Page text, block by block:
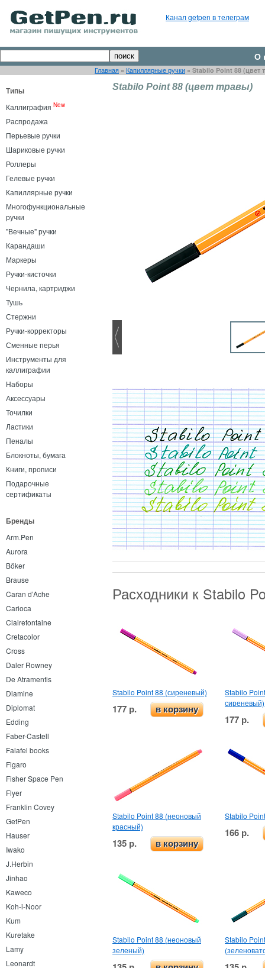
Канал getpen в телеграм
О
Главная » Капиллярные ручки » Stabilo Point 88 (цвет
Типы
Каллиграфия New
Распродажа
Перьевые ручки
Шариковые ручки
Роллеры
Гелевые ручки
Капиллярные ручки
Многофункциональные
ручки
"Вечные" ручки
Карандаши
Маркеры
Ручки-кисточки
Чернила, картриджи
Тушь
Стержни
Ручки-корректоры
Сменные перья
Инструменты для
каллиграфии
Наборы
Аксессуары
Точилки
Ластики
Пеналы
Блокноты, бумага
Книги, прописи
Подарочные
сертификаты
Бренды
Arm.Pen
Aurora
Böker
Brause
Caran d’Ache
Carioca
Clairefontaine
Cretacolor
Cross
Daler Rowney
De Atramentis
Diamine
Diplomat
Edding
Faber-Castell
Falafel books
Figaro
Fisher Space Pen
Flyer
Franklin Covey
GetPen
Hauser
Iwako
J.Herbin
Jinhao
Kaweco
Koh-i-Noor
Kum
Kuretake
Lamy
Leonardt
Stabilo Point 88 (цвет травы)
Расходники к Stabilo
Stabilo Point 88 (сиреневый)
177 р. в корзину
Stabilo
сиреневый)
177 р.
Stabilo Point 88 (неоновый
красный)
135 р. в корзину
Stabilo
166 р.
Stabilo Point 88 (неоновый
зеленый)
Stabilo